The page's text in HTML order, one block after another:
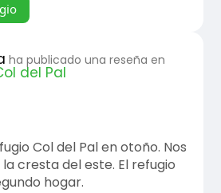
ha publicado una reseña en
del Pal
Col del Pal en otoño. Nos
cresta del este. El refugio
hogar.